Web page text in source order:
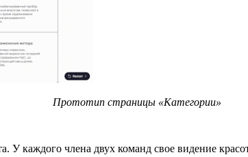
Прототип страницы «Категории»
У каждого члена двух команд свое видение